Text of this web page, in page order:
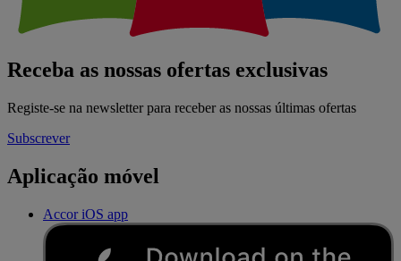
Receba as nossas ofertas exclusivas
Registe-se na newsletter para receber as nossas últimas ofertas
Subscrever
Aplicação móvel
Accor iOS app